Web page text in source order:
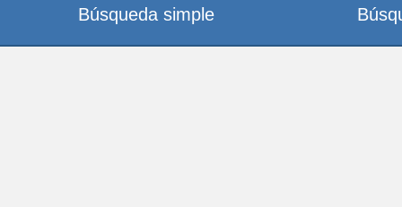
Búsqueda simple